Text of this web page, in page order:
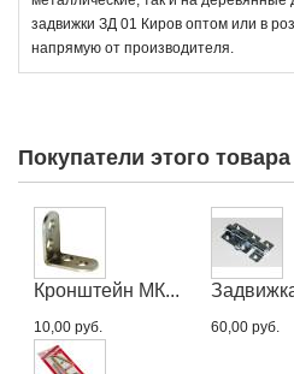
задвижки ЗД 01 Киров оптом или в
напрямую от производителя.
Покупатели этого
Кронштейн МК...
10,00 руб. 60,00 руб.